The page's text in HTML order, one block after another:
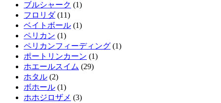
ブルシャーク (1)
フロリダ(11)
ベイトボール (1)
ペリカン (1)
ペリカンフィーディング (1)
ポートリンカーン (1)
ホエールスイム (29)
ホタル (2)
ボホール (1)
ホホジロザメ (3)